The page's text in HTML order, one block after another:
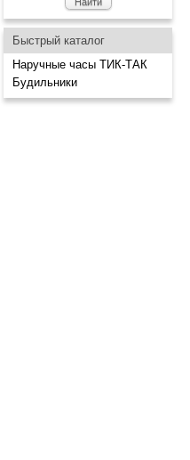
Быстрый каталог
Наручные часы ТИК-ТАК
Будильники